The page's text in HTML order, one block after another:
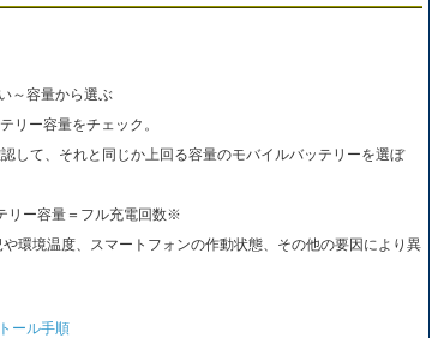
～容量から選ぶ
リー容量をチェック。
して、それと同じか上回る容量のモバイルバッテリーを選ぼ
リー容量＝フル充電回数※
環境温度、スマートフォンの作動状態、その他の要因により異
ール手順